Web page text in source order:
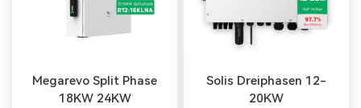
Megarevo Split Phase
18KW 24KW
Solis Dreiphasen 12-
20KW